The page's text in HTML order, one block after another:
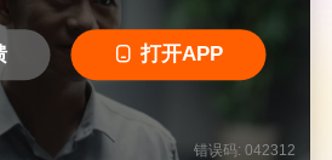
打开APP
错误码: 042312